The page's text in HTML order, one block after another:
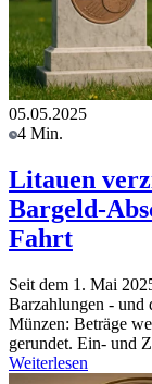
05.05.2025
4 Min.
Litauen
Bargeld-
Fahrt
Seit dem 1. Mai
Barzahlungen - und
Münzen: Beträge
gerundet. Ein- und
Weiterlesen